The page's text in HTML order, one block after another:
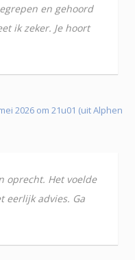
en gehoord
ik zeker. Je hoort
2026 om 21u01 (uit Alphen
oprecht. Het voelde
eerlijk advies. Ga